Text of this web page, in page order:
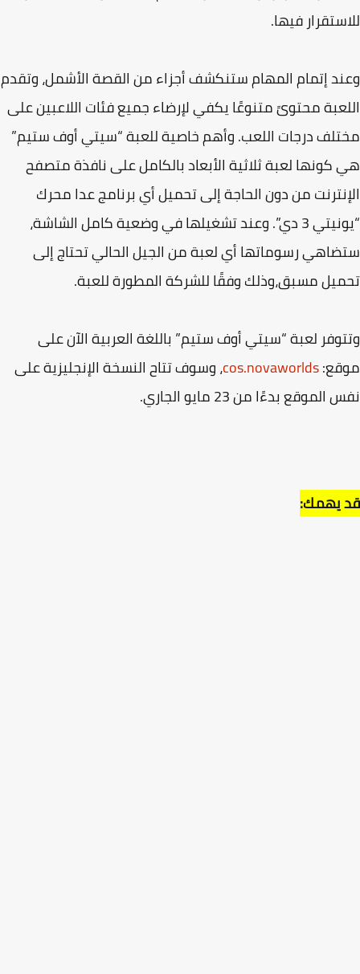
فيها.
إتمام المهام ستنكشف أجزاء من القصة الأشمل، وتقدم
محتوىً متنوعًا يكفي لإرضاء جميع فئات اللاعبين على
درجات اللعب. وأهم خاصية للعبة “سيتي أوف ستيم”
لعبة ثلاثية الأبعاد بالكامل على نافذة متصفح
من دون الحاجة إلى تحميل أي برنامج عدا محرك
“يونيتي 3 دي”. وعند تشغيلها في وضعية كامل الشاشة،
رسوماتها أي لعبة من الجيل الحالي تحتاج إلى
مسبق،وذلك وفقًا للشركة المطورة للعبة.
لعبة “سيتي أوف ستيم” باللغة العربية الآن على
cos.novaworlds، وسوف تتاح النسخة الإنجليزية على
بدءًا من 23 مايو الجاري.
يهمك: